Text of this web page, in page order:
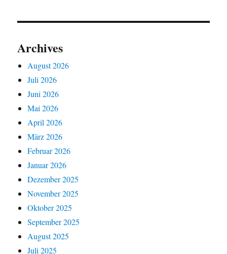
Archives
August 2026
Juli 2026
Juni 2026
Mai 2026
April 2026
März 2026
Februar 2026
Januar 2026
Dezember 2025
November 2025
Oktober 2025
September 2025
August 2025
Juli 2025